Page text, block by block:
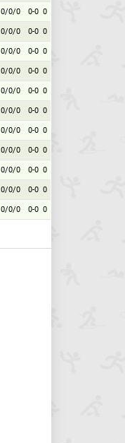
0/0/0 0-0 0
0/0/0 0-0 0
0/0/0 0-0 0
0/0/0 0-0 0
0/0/0 0-0 0
0/0/0 0-0 0
0/0/0 0-0 0
0/0/0 0-0 0
0/0/0 0-0 0
0/0/0 0-0 0
0/0/0 0-0 0